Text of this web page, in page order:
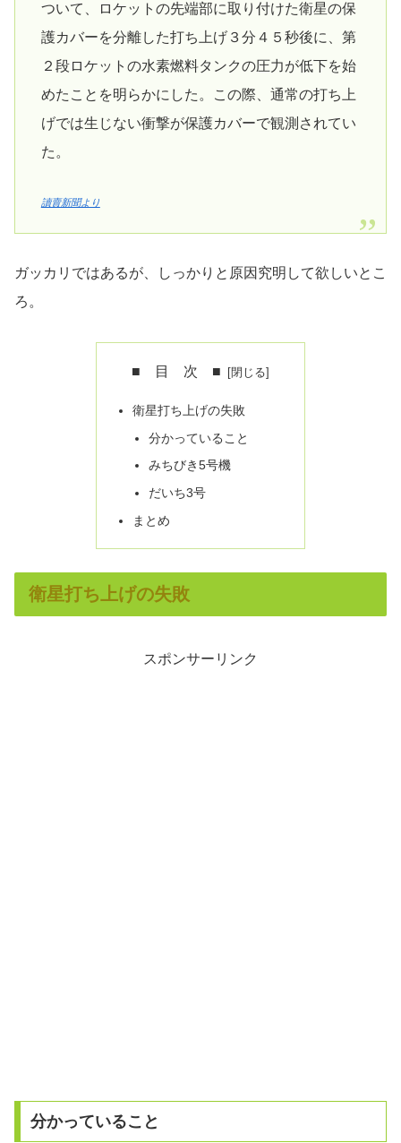
ついて、ロケットの先端部に取り付けた衛星の保
護カバーを分離した打ち上げ３分４５秒後に、第
２段ロケットの水素燃料タンクの圧力が低下を始
めたことを明らかにした。この際、通常の打ち上
げでは生じない衝撃が保護カバーで観測されてい
た。
讀賣新聞より
ガッカリではあるが、しっかりと原因究明して欲しいとこ
ろ。
■ 目 次 ■
衛星打ち上げの失敗
分かっていること
みちびき5号機
だいち3号
まとめ
衛星打ち上げの失敗
スポンサーリンク
分かっていること